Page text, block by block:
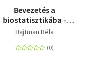
Bevezetés a
biostatisztikába -
Nem csak orvosoknak
Hajtman Béla